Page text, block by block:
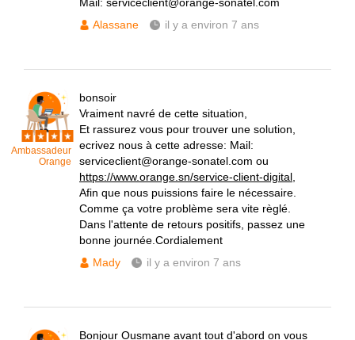
Alassane
il y a environ 7 ans
Ambassadeur
Orange
bonsoir
Vraiment navré de cette situation,
Et rassurez vous pour trouver une solution,
ecrivez nous à cette adresse: Mail:
serviceclient@orange-sonatel.com ou
https://www.orange.sn/service-client-digital
Afin que nous puissions faire le nécessaire.
Comme ça votre problème sera vite règlé.
Dans l'attente de retours positifs, passez une
bonne journée.Cordialement
Mady
il y a environ 7 ans
Bonjour Ousmane avant tout d'abord on vous